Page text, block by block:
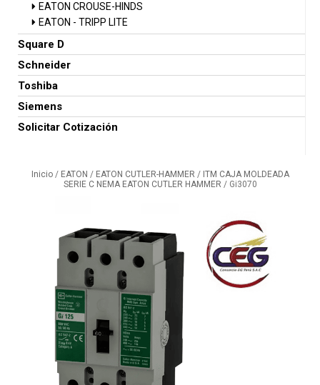
EATON CROUSE-HINDS
EATON - TRIPP LITE
Square D
Schneider
Toshiba
Siemens
Solicitar Cotización
Inicio/ EATON / EATON CUTLER-HAMMER / ITM CAJA MOLDEADA
SERIE C NEMA EATON CUTLER HAMMER / Gi3070